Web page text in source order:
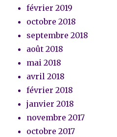
février 2019
octobre 2018
septembre 2018
août 2018
mai 2018
avril 2018
février 2018
janvier 2018
novembre 2017
octobre 2017